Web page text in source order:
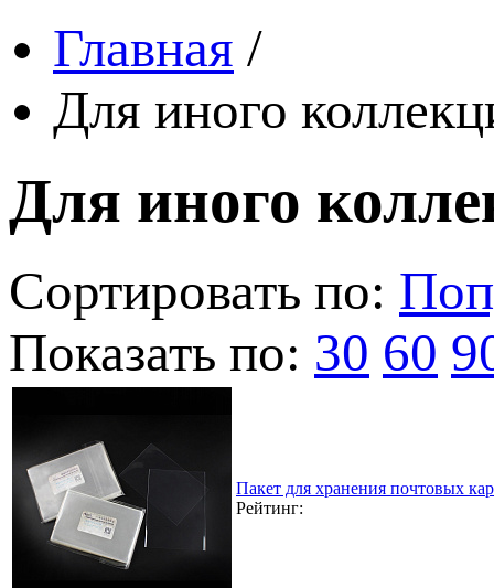
Главная /
Для иного
Для иного
Сортировать по:
Показать по: 30 60
Пакет для хранения почтовых
Рейтинг: